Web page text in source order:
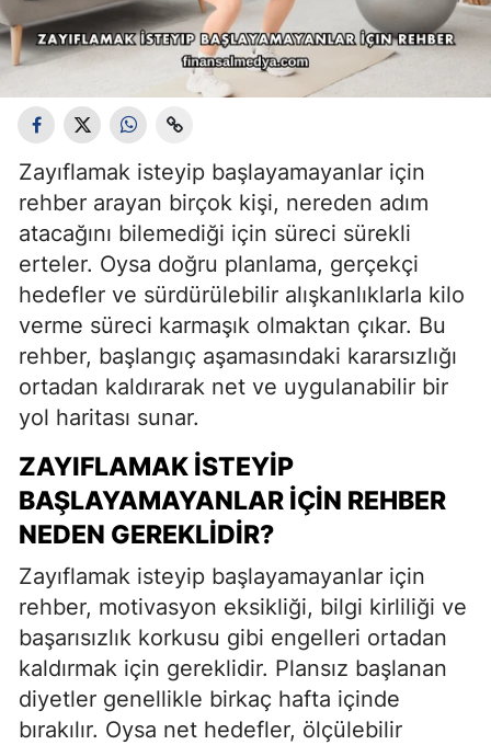
Zayıflamak isteyip başlayamayanlar için
rehber arayan birçok kişi, nereden adım
atacağını bilemediği için süreci sürekli
erteler. Oysa doğru planlama, gerçekçi
hedefler ve sürdürülebilir alışkanlıklarla kilo
verme süreci karmaşık olmaktan çıkar. Bu
rehber, başlangıç aşamasındaki kararsızlığı
ortadan kaldırarak net ve uygulanabilir bir
yol haritası sunar.
ZAYIFLAMAK İSTEYIP
BAŞLAYAMAYANLAR İÇIN REHBER
NEDEN GEREKLIDIR?
Zayıflamak isteyip başlayamayanlar için
rehber, motivasyon eksikliği, bilgi kirliliği ve
başarısızlık korkusu gibi engelleri ortadan
kaldırmak için gereklidir. Plansız başlanan
diyetler genellikle birkaç hafta içinde
bırakılır. Oysa net hedefler, ölçülebilir